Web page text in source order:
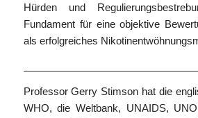
Hürden und
Fundament für eine objektive
als erfolgreiches
Professor Gerry Stimson hat die
WHO, die Weltbank, UNAIDS,